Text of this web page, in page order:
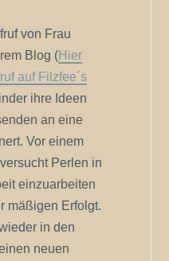
von Frau
Blog (Hier
auf Filzfee´s
ihre Ideen
an eine
Vor einem
Perlen in
einzuarbeiten
mäßigen Erfolgt.
in den
neuen